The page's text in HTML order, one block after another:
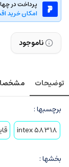
پرداخت در
امکان خرید
ناموجود
توضیحات
برچسبها :
intex 58318
بخشها :